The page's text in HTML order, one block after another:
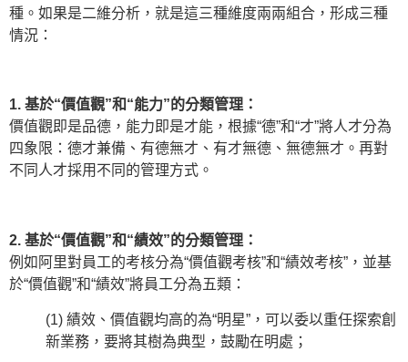
種。如果是二維分析，就是這三種維度兩兩組合，形成三種
情況：
1. 基於“價值觀”和“能力”的分類管理：
價值觀即是品德，能力即是才能，根據“德”和“才”將人才分為
四象限：德才兼備、有德無才、有才無德、無德無才。再對
不同人才採用不同的管理方式。
2. 基於“價值觀”和“績效”的分類管理：
例如阿里對員工的考核分為“價值觀考核”和“績效考核”，並基
於“價值觀”和“績效”將員工分為五類：
(1) 績效、價值觀均高的為“明星”，可以委以重任探索創
新業務，要將其樹為典型，鼓勵在明處；